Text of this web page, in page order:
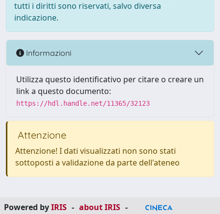
tutti i diritti sono riservati, salvo diversa
indicazione.
Informazioni
Utilizza questo identificativo per citare o creare un
link a questo documento:
https://hdl.handle.net/11365/32123
Attenzione
Attenzione! I dati visualizzati non sono stati
sottoposti a validazione da parte dell'ateneo
Powered byIRIS - about IRIS -